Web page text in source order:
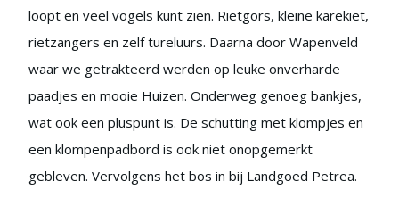
loopt en veel vogels kunt zien. Rietgors, kleine karekiet,
rietzangers en zelf tureluurs. Daarna door Wapenveld
waar we getrakteerd werden op leuke onverharde
paadjes en mooie Huizen. Onderweg genoeg bankjes,
wat ook een pluspunt is. De schutting met klompjes en
een klompenpadbord is ook niet onopgemerkt
gebleven. Vervolgens het bos in bij Landgoed Petrea.